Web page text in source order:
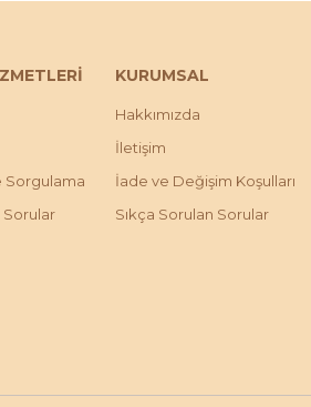
Sorgulama
Sorular
KURUMSAL
Hakkımızda
İletişim
İade ve Değişim Koşulları
Sıkça Sorulan Sorular